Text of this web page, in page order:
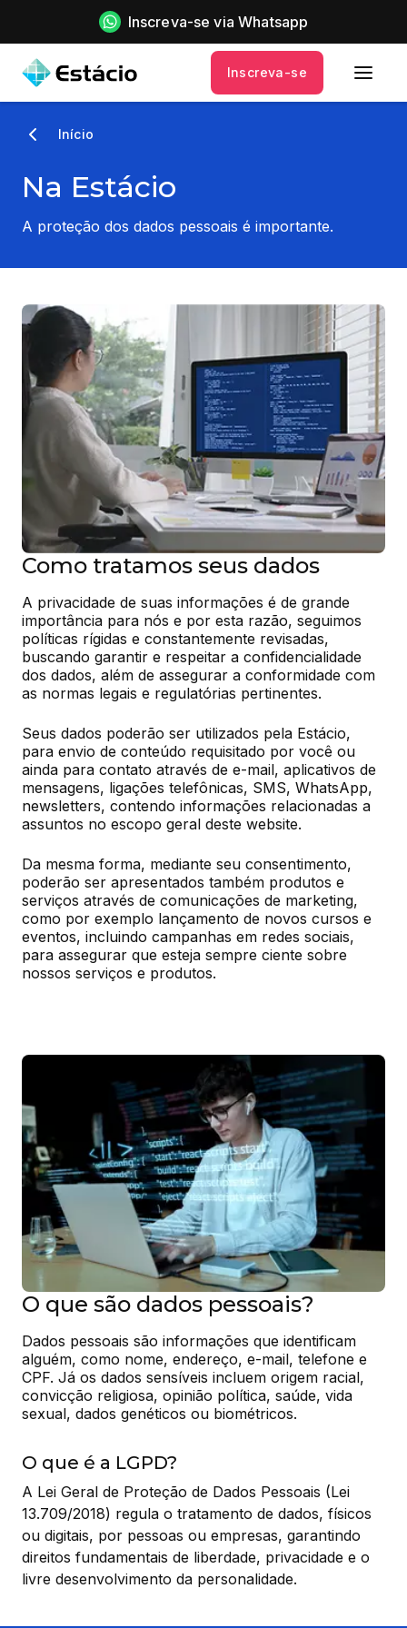
Inscreva-se via Whatsapp
Inscreva-se
Início
Na Estácio
A proteção dos dados pessoais é importante.
Como tratamos seus dados
A privacidade de suas informações é de grande
importância para nós e por esta razão, seguimos
políticas rígidas e constantemente revisadas,
buscando garantir e respeitar a confidencialidade
dos dados, além de assegurar a conformidade com
as normas legais e regulatórias pertinentes.
Seus dados poderão ser utilizados pela Estácio,
para envio de conteúdo requisitado por você ou
ainda para contato através de e-mail, aplicativos de
mensagens, ligações telefônicas, SMS, WhatsApp,
newsletters, contendo informações relacionadas a
assuntos no escopo geral deste website.
Da mesma forma, mediante seu consentimento,
poderão ser apresentados também produtos e
serviços através de comunicações de marketing,
como por exemplo lançamento de novos cursos e
eventos, incluindo campanhas em redes sociais,
para assegurar que esteja sempre ciente sobre
nossos serviços e produtos.
O que são dados pessoais?
Dados pessoais são informações que identificam
alguém, como nome, endereço, e-mail, telefone e
CPF. Já os dados sensíveis incluem origem racial,
convicção religiosa, opinião política, saúde, vida
sexual, dados genéticos ou biométricos.
O que é a LGPD?
A Lei Geral de Proteção de Dados Pessoais (Lei
13.709/2018) regula o tratamento de dados, físicos
ou digitais, por pessoas ou empresas, garantindo
direitos fundamentais de liberdade, privacidade e o
livre desenvolvimento da personalidade.